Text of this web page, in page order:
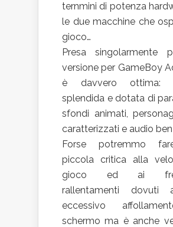
ternmini di potenza
le due macchine che
gioco…
Presa singolarmente
versione per GameBoy
è davvero ottima:
splendida e dotata di
sfondi animati,
caratterizzati e audio
Forse potremmo
piccola critica alla
gioco ed ai
rallentamenti dovuti
eccessivo
schermo ma è anche